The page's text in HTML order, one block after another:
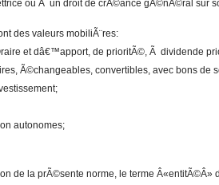
ou Ã un droit de crÃ©ance gÃ©nÃ©ral sur
des valeurs mobiliÃ¨res:
et dâ€™apport, de prioritÃ©, Ã dividende
Ã©changeables, convertibles, avec bons de
autonomes;
de la prÃ©sente norme, le terme Â«entitÃ©Â»